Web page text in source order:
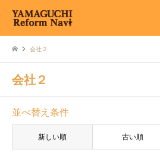
会社２
会社２
並べ替え条件
新しい順 古い順